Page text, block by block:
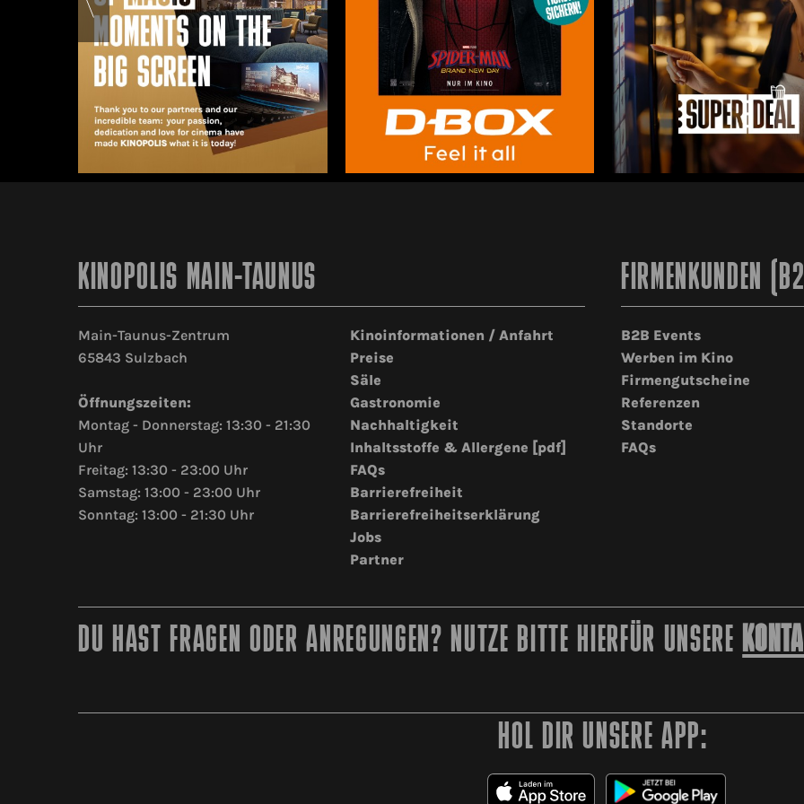
KINOPOLIS MAIN-TAUNUS
Main-Taunus-Zentrum
65843 Sulzbach
Öffnungszeiten:
Montag - Donnerstag: 13:30 - 21:30
Uhr
Freitag: 13:30 - 23:00 Uhr
Samstag: 13:00 - 23:00 Uhr
Sonntag: 13:00 - 21:30 Uhr
Kinoinformationen / Anfahrt
Preise
Säle
Gastronomie
Nachhaltigkeit
Inhaltsstoffe & Allergene [pdf]
FAQs
Barrierefreiheit
Barrierefreiheitserklärung
Jobs
Partner
FIRMENKUNDEN
B2B Events
Werben im Kino
Firmengutscheine
Referenzen
Standorte
FAQs
DU HAST FRAGEN ODER ANREGUNGEN? NUTZE BITTE HIERFÜR UNSERE
HOL DIR UNSERE APP: